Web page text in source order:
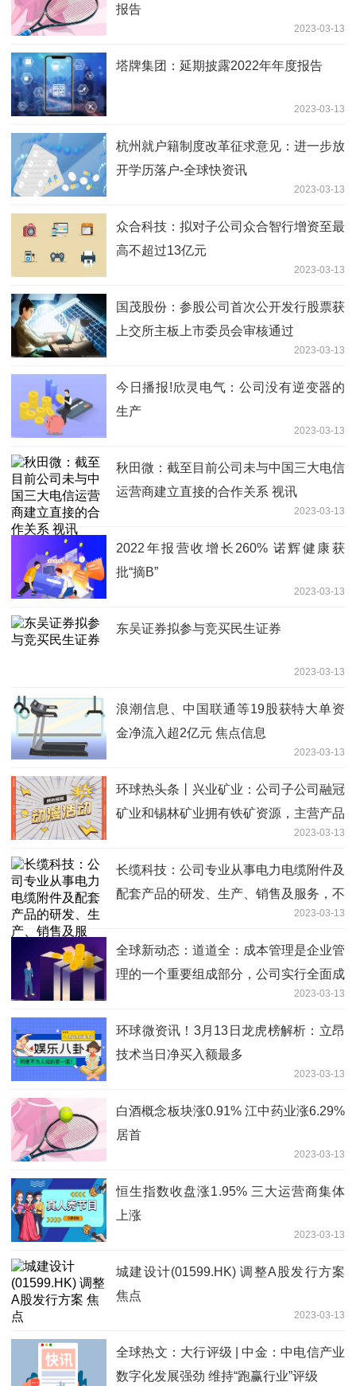
报告
2023-03-13
塔牌集团：延期披露2022年年度报告
2023-03-13
杭州就户籍制度改革征求意见：进一步放
开学历落户-全球快资讯
2023-03-13
众合科技：拟对子公司众合智行增资至最
高不超过13亿元
2023-03-13
国茂股份：参股公司首次公开发行股票获
上交所主板上市委员会审核通过
2023-03-13
今日播报!欣灵电气：公司没有逆变器的
生产
2023-03-13
秋田微：截至目前公司未与中国三大电信
运营商建立直接的合作关系 视讯
2023-03-13
2022年报营收增长260% 诺辉健康获
批“摘B”
2023-03-13
东吴证券拟参与竞买民生证券
2023-03-13
浪潮信息、中国联通等19股获特大单资
金净流入超2亿元 焦点信息
2023-03-13
环球热头条丨兴业矿业：公司子公司融冠
矿业和锡林矿业拥有铁矿资源，主营产品
2023-03-13
长缆科技：公司专业从事电力电缆附件及
配套产品的研发、生产、销售及服务，不
2023-03-13
全球新动态：道道全：成本管理是企业管
理的一个重要组成部分，公司实行全面成
本管理，建立了全面的成本管理体系来进
行组织运作
2023-03-13
环球微资讯！3月13日龙虎榜解析：立昂
技术当日净买入额最多
2023-03-13
白酒概念板块涨0.91% 江中药业涨6.29%
居首
2023-03-13
恒生指数收盘涨1.95% 三大运营商集体
上涨
2023-03-13
城建设计(01599.HK) 调整A股发行方案
焦点
2023-03-13
全球热文：大行评级 | 中金：中电信产业
数字化发展强劲 维持“跑赢行业”评级